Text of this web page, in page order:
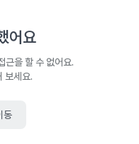
어요
근을 할 수 없어요.
보세요.
동